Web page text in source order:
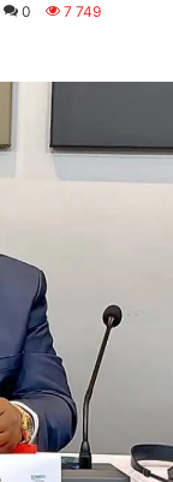
0 7 749